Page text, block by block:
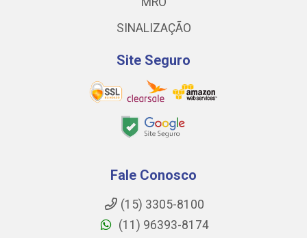
SINALIZAÇÃO
Site Seguro
Fale Conosco
(15) 3305-8100
(11) 96393-8174